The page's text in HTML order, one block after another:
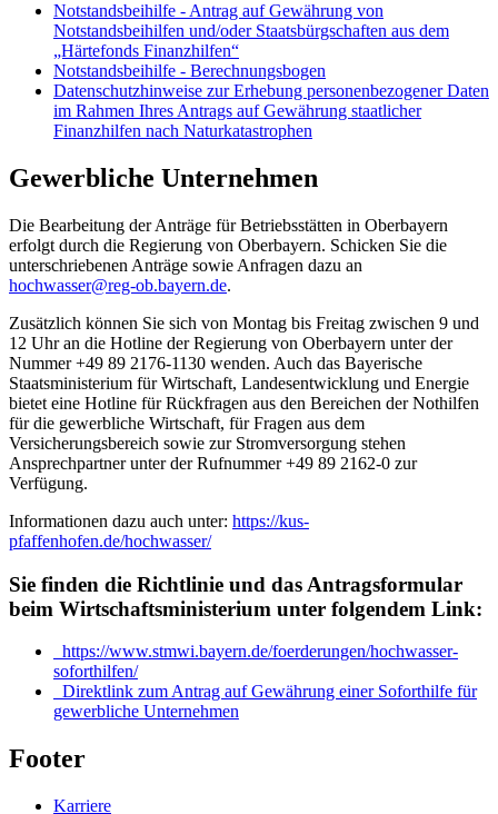
Notstandsbeihilfe - Antrag auf Gewährung von
Notstandsbeihilfen und/oder Staatsbürgschaften aus dem
„Härtefonds Finanzhilfen“
Notstandsbeihilfe - Berechnungsbogen
Datenschutzhinweise zur Erhebung personenbezogener Daten
im Rahmen Ihres Antrags auf Gewährung staatlicher
Finanzhilfen nach Naturkatastrophen
Gewerbliche Unternehmen
Die Bearbeitung der Anträge für Betriebsstätten in Oberbayern
erfolgt durch die Regierung von Oberbayern. Schicken Sie die
unterschriebenen Anträge sowie Anfragen dazu an
hochwasser@reg-ob.bayern.de.
Zusätzlich können Sie sich von Montag bis Freitag zwischen 9 und
12 Uhr an die Hotline der Regierung von Oberbayern unter der
Nummer +49 89 2176-1130 wenden. Auch das Bayerische
Staatsministerium für Wirtschaft, Landesentwicklung und Energie
bietet eine Hotline für Rückfragen aus den Bereichen der Nothilfen
für die gewerbliche Wirtschaft, für Fragen aus dem
Versicherungsbereich sowie zur Stromversorgung stehen
Ansprechpartner unter der Rufnummer +49 89 2162-0 zur
Verfügung.
Informationen dazu auch unter: https://kus-
pfaffenhofen.de/hochwasser/
Sie finden die Richtlinie und das Antragsformular
beim Wirtschaftsministerium unter folgendem Link:
https://www.stmwi.bayern.de/foerderungen/hochwasser-
soforthilfen/
Direktlink zum Antrag auf Gewährung einer Soforthilfe für
gewerbliche Unternehmen
Footer
Karriere